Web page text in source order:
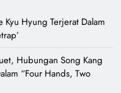
Kyu Hyung Terjerat Dalam
Hubungan Song Kang
“Four Hands, Two